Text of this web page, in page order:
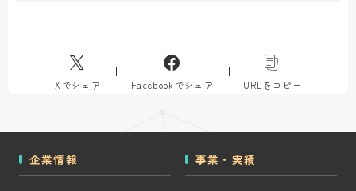
Xでシェア Facebookでシェア URLをコピー
企業情報 事業・実績